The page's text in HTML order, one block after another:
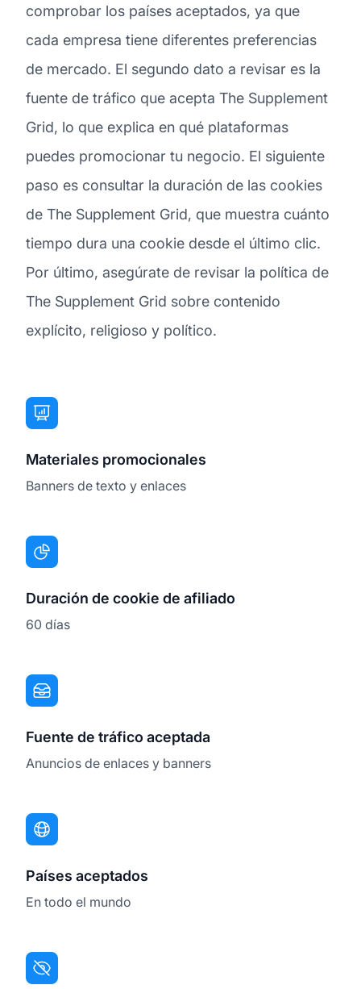
comprobar los países aceptados, ya que
cada empresa tiene diferentes preferencias
de mercado. El segundo dato a revisar es la
fuente de tráfico que acepta The Supplement
Grid, lo que explica en qué plataformas
puedes promocionar tu negocio. El siguiente
paso es consultar la duración de las cookies
de The Supplement Grid, que muestra cuánto
tiempo dura una cookie desde el último clic.
Por último, asegúrate de revisar la política de
The Supplement Grid sobre contenido
explícito, religioso y político.
Materiales promocionales
Banners de texto y enlaces
Duración de cookie de afiliado
60 días
Fuente de tráfico aceptada
Anuncios de enlaces y banners
Países aceptados
En todo el mundo